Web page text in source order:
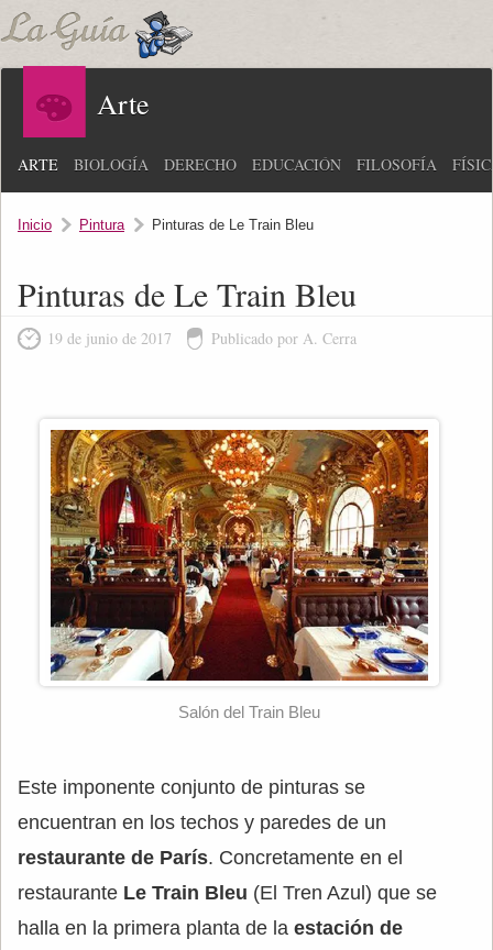
Arte
ARTE BIOLOGÍA DERECHO EDUCACIÓN FILOSOFÍA
Inicio Pintura Pinturas de Le Train Bleu
Pinturas de Le Train Bleu
19 de junio de 2017 Publicado por A. Cerra
Salón del Train Bleu
Este imponente conjunto de pinturas se
encuentran en los techos y paredes de un
restaurante de París. Concretamente en el
restaurante Le Train Bleu (El Tren Azul) que se
halla en la primera planta de la estación de